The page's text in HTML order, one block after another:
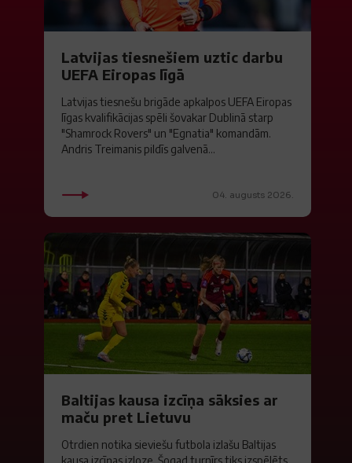
Latvijas tiesnešiem uztic darbu
UEFA Eiropas līgā
Latvijas tiesnešu brigāde apkalpos UEFA Eiropas
līgas kvalifikācijas spēli šovakar Dublinā starp
"Shamrock Rovers" un "Egnatia" komandām.
Andris Treimanis pildīs galvenā...
04. augusts 2026.
Baltijas kausa izcīņa sāksies ar
maču pret Lietuvu
Otrdien notika sieviešu futbola izlašu Baltijas
kausa izcīņas izloze. Šogad turnīrs tiks izspēlēts